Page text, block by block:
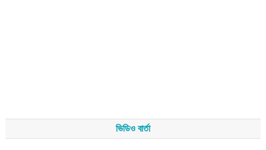
ভিডিও বার্তা